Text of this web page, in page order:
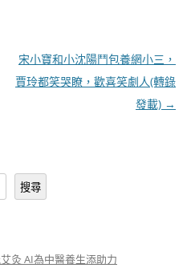
宋小寶和小沈陽鬥包養網小三，
賈玲都笑哭瞭，歡喜笑劇人(轉錄
發載) →
搜尋
灸 AI為中醫養生添助力